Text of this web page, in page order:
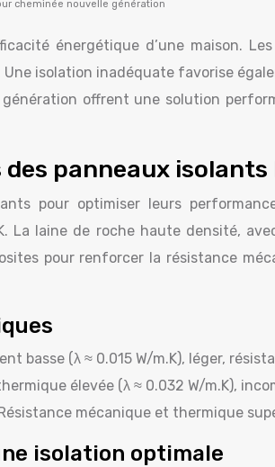
cheminée nouvelle génération
énergétique d’une maison.
isolation inadéquate favorise
offrent une solution
panneaux
pour optimiser leurs
La laine de roche haute densité,
pour renforcer la résistance
basse (λ ≈ 0.015 W/m.K), léger,
élevée (λ ≈ 0.032 W/m.K),
mécanique et thermique
isolation optimale